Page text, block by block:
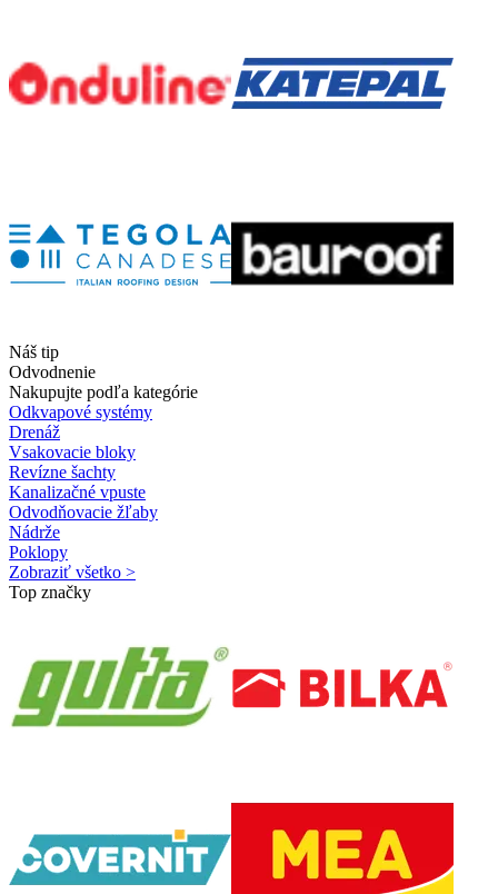
Náš tip
Odvodnenie
Nakupujte podľa kategórie
Odkvapové systémy
Drenáž
Vsakovacie bloky
Revízne šachty
Kanalizačné vpuste
Odvodňovacie žľaby
Nádrže
Poklopy
Zobraziť všetko >
Top značky